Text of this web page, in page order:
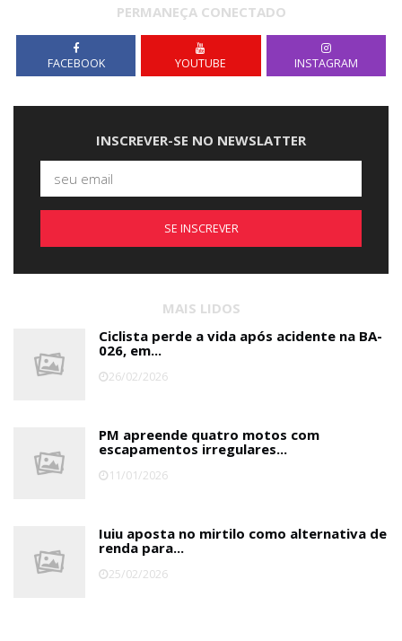
PERMANEÇA CONECTADO
FACEBOOK YOUTUBE INSTAGRAM
INSCREVER-SE NO NEWSLATTER
SE INSCREVER
MAIS LIDOS
Ciclista perde a vida após acidente na BA-
026, em...
26/02/2026
PM apreende quatro motos com
escapamentos irregulares...
11/01/2026
Iuiu aposta no mirtilo como alternativa de
renda para...
25/02/2026